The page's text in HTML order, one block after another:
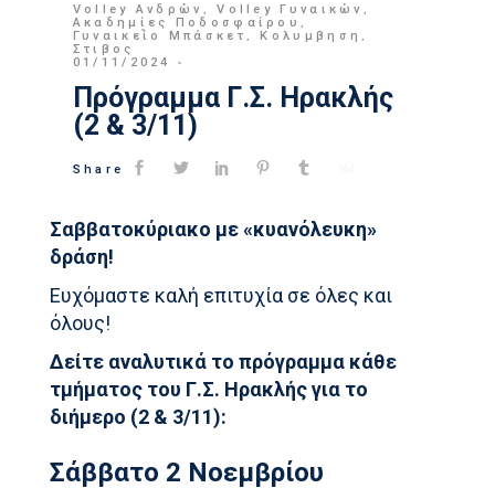
Volley Ανδρών ,Volley Γυναικών ,
Ακαδημίες Ποδοσφαίρου ,
Γυναικείο Μπάσκετ ,Κολυμβηση ,
Στιβος
01/11/2024
Πρόγραμμα Γ.Σ. Ηρακλής
(2 & 3/11)
Share
Σαββατοκύριακο με «κυανόλευκη»
δράση!
Ευχόμαστε καλή επιτυχία σε όλες και
όλους!
Δείτε αναλυτικά το πρόγραμμα κάθε
τμήματος του Γ.Σ. Ηρακλής για το
διήμερο (2 & 3/11):
Σάββατο 2 Νοεμβρίου